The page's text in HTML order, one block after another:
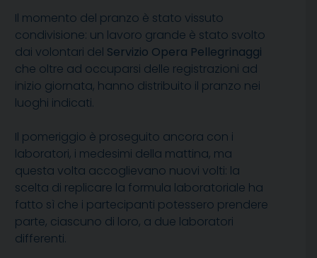
Il momento del pranzo è stato vissuto
condivisione: un lavoro grande è stato svolto
dai volontari del Servizio Opera Pellegrinaggi
che oltre ad occuparsi delle registrazioni ad
inizio giornata, hanno distribuito il pranzo nei
luoghi indicati.
Il pomeriggio è proseguito ancora con i
laboratori, i medesimi della mattina, ma
questa volta accoglievano nuovi volti: la
scelta di replicare la formula laboratoriale ha
fatto sì che i partecipanti potessero prendere
parte, ciascuno di loro, a due laboratori
differenti.